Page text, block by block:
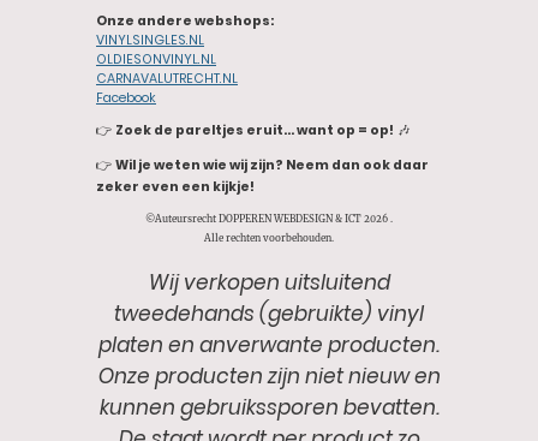
Onze andere webshops:
VINYLSINGLES.NL
OLDIESONVINYL.NL
CARNAVALUTRECHT.NL
Facebook
👉 Zoek de pareltjes eruit… want op = op! 🎶
👉 Wil je weten wie wij zijn? Neem dan ook daar
zeker even een kijkje!
©Auteursrecht DOPPEREN WEBDESIGN & ICT 2026 .
Alle rechten voorbehouden.
Wij verkopen uitsluitend
tweedehands (gebruikte) vinyl
platen en anverwante producten.
Onze producten zijn niet nieuw en
kunnen gebruikssporen bevatten.